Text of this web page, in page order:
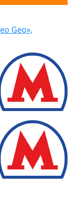
Geo»,